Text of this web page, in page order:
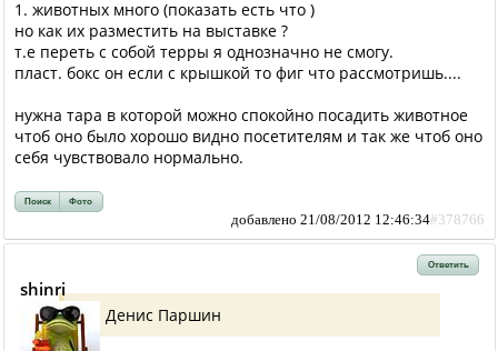
1. животных много (показать есть что )
но как их разместить на выставке ?
т.е переть с собой терры я однозначно не смогу.
пласт. бокс он если с крышкой то фиг что рассмотришь....
нужна тара в которой можно спокойно посадить животное
чтоб оно было хорошо видно посетителям и так же чтоб оно
себя чувствовало нормально.
Поиск Фото
добавлено 21/08/2012 12:46:34#378766
Ответить
shinri
Денис Паршин